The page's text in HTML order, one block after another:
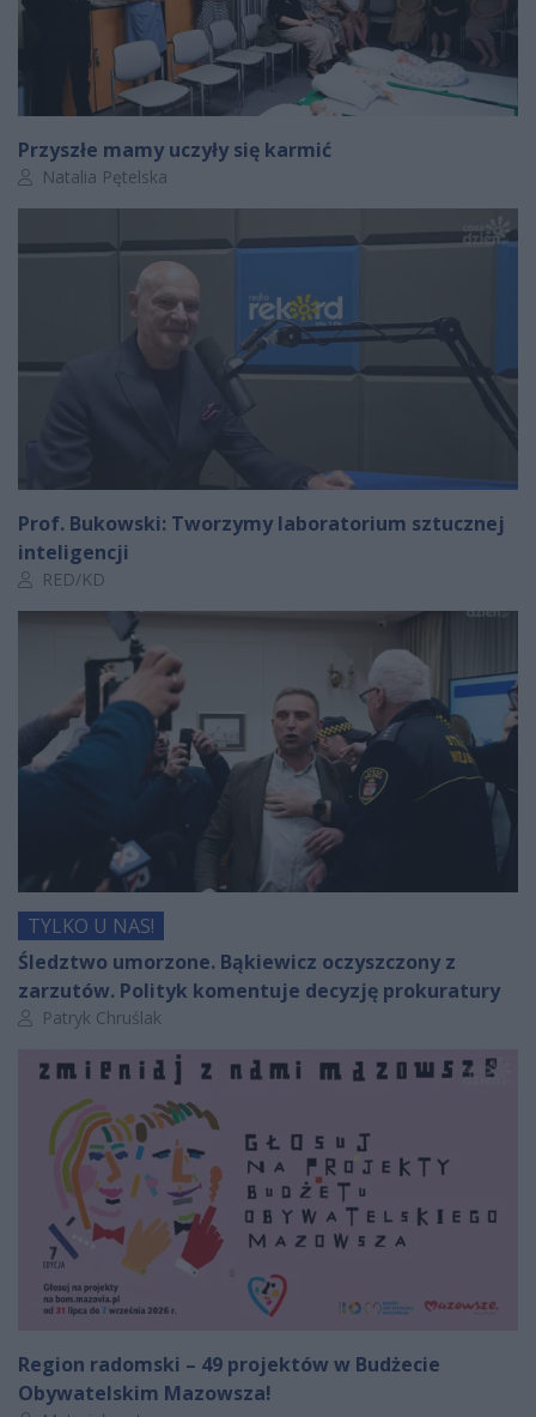
Przyszłe mamy uczyły się karmić
Autor artykułu:
Natalia Pętelska
Prof. Bukowski: Tworzymy laboratorium sztucznej
inteligencji
Autor artykułu:
RED/KD
TYLKO U NAS!
Śledztwo umorzone. Bąkiewicz oczyszczony z
zarzutów. Polityk komentuje decyzję prokuratury
Autor artykułu:
Patryk Chruślak
Region radomski – 49 projektów w Budżecie
Obywatelskim Mazowsza!